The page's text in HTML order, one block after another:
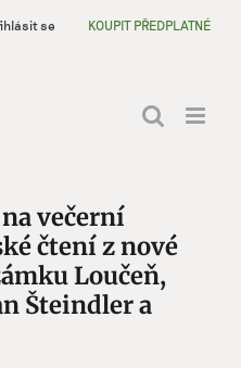
se KOUPIT PŘEDPLATNÉ
večerní
čtení z nové
Loučeň,
Šteindler a